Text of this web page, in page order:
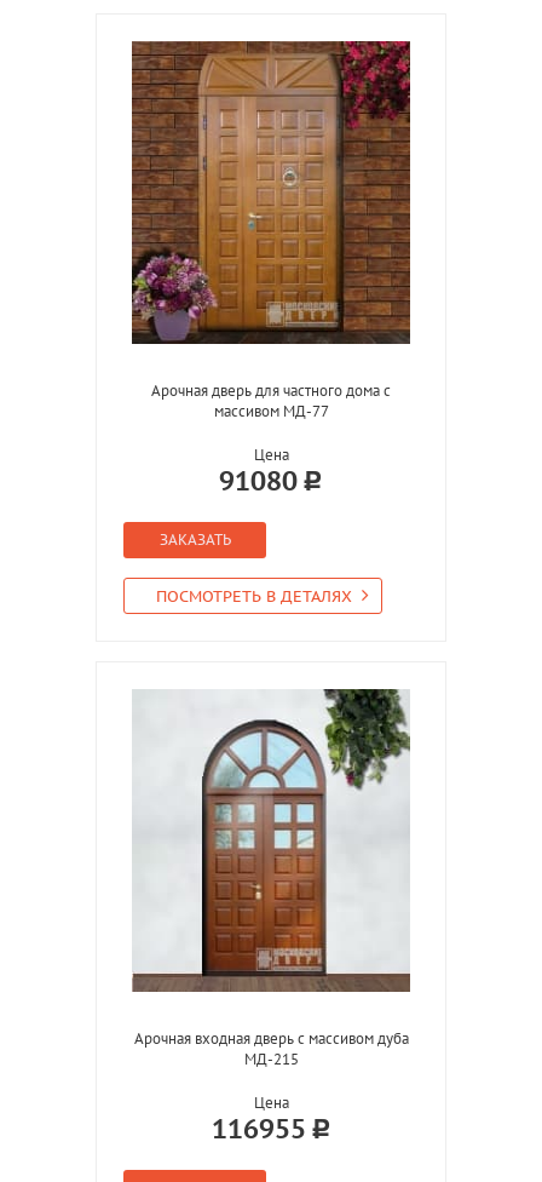
Арочная дверь для частного дома с
массивом МД-77
Цена
91080
ЗАКАЗАТЬ
ПОСМОТРЕТЬ В ДЕТАЛЯХ
Арочная входная дверь с массивом дуба
МД-215
Цена
116955